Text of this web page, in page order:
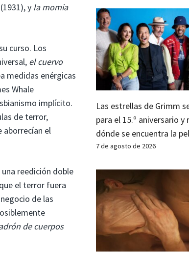
(1931), y la momia
curso. Los
el cuervo
medidas enérgicas
Whale
implícito.
de terror,
aborrecían el
reedición doble
el terror fuera
de las
de cuerpos
Las estrellas de Grimm
para el 15.º aniversario y
dónde se encuentra la
7 de agosto de 2026